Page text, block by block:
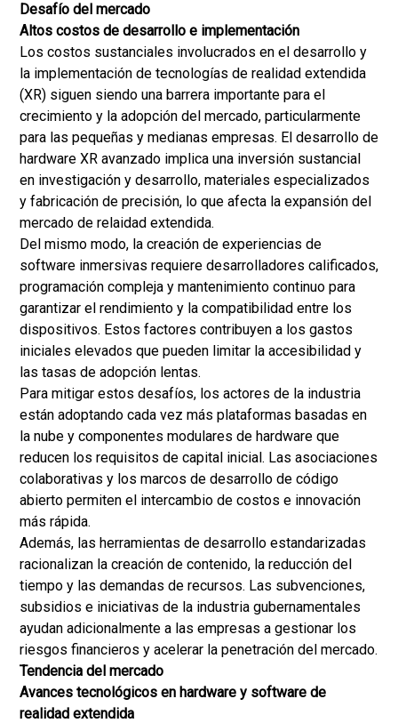
Desafío del mercado
Altos costos de desarrollo e implementación
Los costos sustanciales involucrados en el desarrollo y
la implementación de tecnologías de realidad extendida
(XR) siguen siendo una barrera importante para el
crecimiento y la adopción del mercado, particularmente
para las pequeñas y medianas empresas. El desarrollo de
hardware XR avanzado implica una inversión sustancial
en investigación y desarrollo, materiales especializados
y fabricación de precisión, lo que afecta la expansión del
mercado de relaidad extendida.
Del mismo modo, la creación de experiencias de
software inmersivas requiere desarrolladores calificados,
programación compleja y mantenimiento continuo para
garantizar el rendimiento y la compatibilidad entre los
dispositivos. Estos factores contribuyen a los gastos
iniciales elevados que pueden limitar la accesibilidad y
las tasas de adopción lentas.
Para mitigar estos desafíos, los actores de la industria
están adoptando cada vez más plataformas basadas en
la nube y componentes modulares de hardware que
reducen los requisitos de capital inicial. Las asociaciones
colaborativas y los marcos de desarrollo de código
abierto permiten el intercambio de costos e innovación
más rápida.
Además, las herramientas de desarrollo estandarizadas
racionalizan la creación de contenido, la reducción del
tiempo y las demandas de recursos. Las subvenciones,
subsidios e iniciativas de la industria gubernamentales
ayudan adicionalmente a las empresas a gestionar los
riesgos financieros y acelerar la penetración del mercado.
Tendencia del mercado
Avances tecnológicos en hardware y software de
realidad extendida